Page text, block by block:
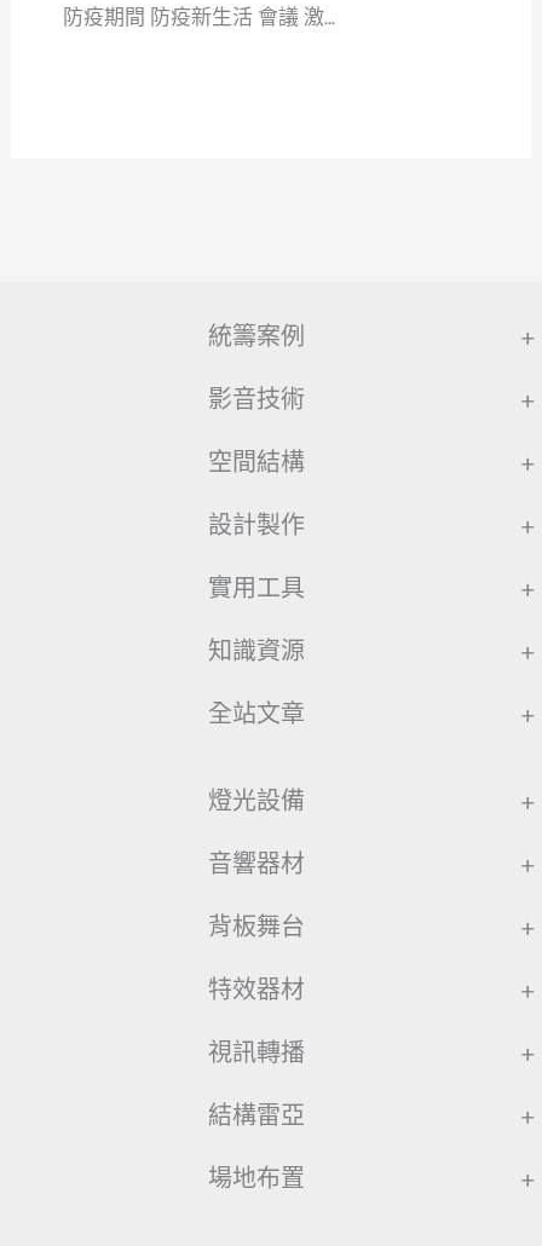
防疫期間 防疫新生活 會議 激...
統籌案例 +
影音技術 +
空間結構 +
設計製作 +
實用工具 +
知識資源 +
全站文章 +
燈光設備 +
音響器材 +
背板舞台 +
特效器材 +
視訊轉播 +
結構雷亞 +
場地布置 +